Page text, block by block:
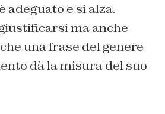
adeguato e si alza.
ma anche
una frase del genere
dà la misura del suo